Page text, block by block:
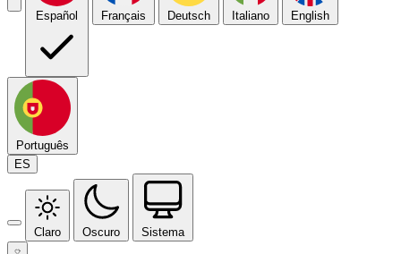
Español Français Deutsch Italiano English
Português
ES
Claro Oscuro Sistema